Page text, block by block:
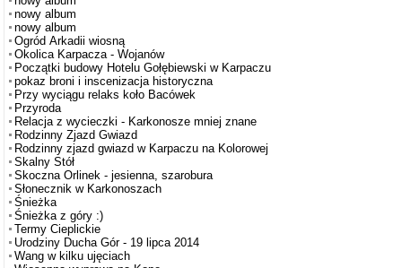
nowy album
nowy album
Ogród Arkadii wiosną
Okolica Karpacza - Wojanów
Początki budowy Hotelu Gołębiewski w Karpaczu
pokaz broni i inscenizacja historyczna
Przy wyciągu relaks koło Bacówek
Przyroda
Relacja z wycieczki - Karkonosze mniej znane
Rodzinny Zjazd Gwiazd
Rodzinny zjazd gwiazd w Karpaczu na Kolorowej
Skalny Stół
Skoczna Orlinek - jesienna, szarobura
Słonecznik w Karkonoszach
Śnieżka
Śnieżka z góry :)
Termy Cieplickie
Urodziny Ducha Gór - 19 lipca 2014
Wang w kilku ujęciach